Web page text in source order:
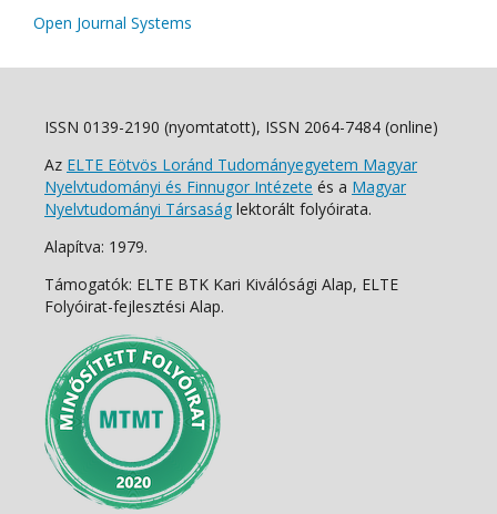
Open Journal Systems
ISSN 0139-2190 (nyomtatott), ISSN 2064-7484 (online)
Az ELTE Eötvös Loránd Tudományegyetem Magyar
Nyelvtudományi és Finnugor Intézete és a Magyar
Nyelvtudományi Társaság lektorált folyóirata.
Alapítva: 1979.
Támogatók: ELTE BTK Kari Kiválósági Alap, ELTE
Folyóirat-fejlesztési Alap.